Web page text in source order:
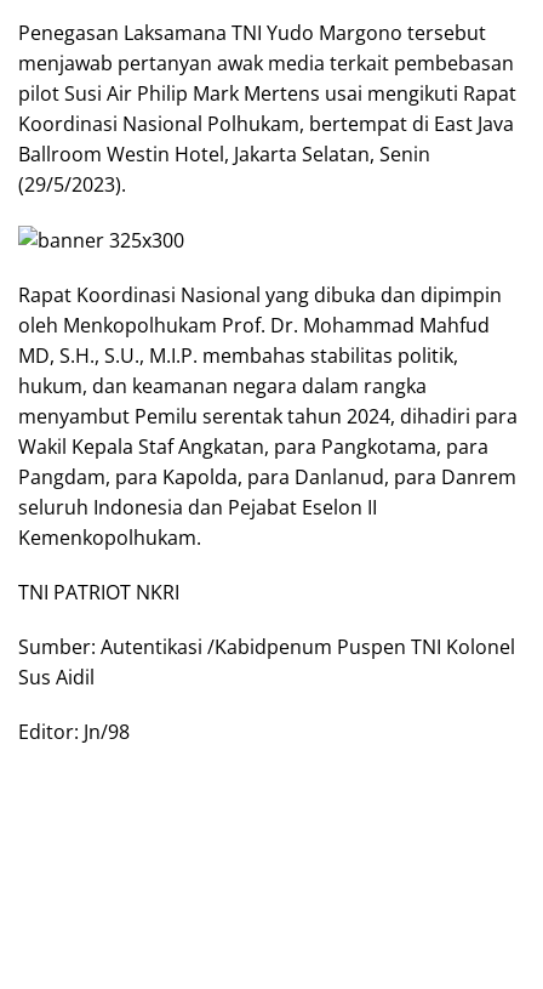
Penegasan Laksamana TNI Yudo Margono tersebut
menjawab pertanyan awak media terkait pembebasan
pilot Susi Air Philip Mark Mertens usai mengikuti Rapat
Koordinasi Nasional Polhukam, bertempat di East Java
Ballroom Westin Hotel, Jakarta Selatan, Senin
(29/5/2023).
Rapat Koordinasi Nasional yang dibuka dan dipimpin
oleh Menkopolhukam Prof. Dr. Mohammad Mahfud
MD, S.H., S.U., M.I.P. membahas stabilitas politik,
hukum, dan keamanan negara dalam rangka
menyambut Pemilu serentak tahun 2024, dihadiri para
Wakil Kepala Staf Angkatan, para Pangkotama, para
Pangdam, para Kapolda, para Danlanud, para Danrem
seluruh Indonesia dan Pejabat Eselon II
Kemenkopolhukam.
TNI PATRIOT NKRI
Sumber: Autentikasi /Kabidpenum Puspen TNI Kolonel
Sus Aidil
Editor: Jn/98